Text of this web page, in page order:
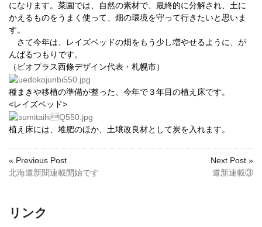
になります。菜園では、自然の素材で、最終的に分解され、土に
かえるものをうまく使って、畑の環境を守って行きたいと思いま
す。
さて今年は、レイズベッドの畑をもう少し増やせるように、が
んばるつもりです。
（ビオプラス西條デザイン代表・札幌市）
種まきや移植の準備が整った、今年で３年目の植え床です。
<レイズベッド>
植え床には、堆肥のほか、土壌改良材として炭を入れます。
« Previous Post
北海道新聞連載開始です
Next Post »
道新連載③
リンク